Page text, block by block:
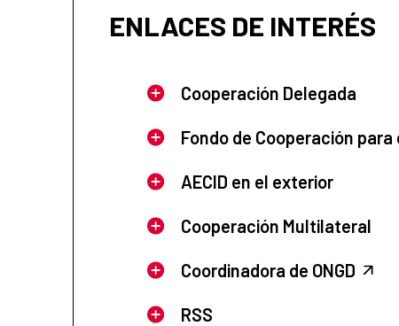
ENLACES DE INTERÉS
Cooperación Delegada
Fondo de Cooperación
AECID en el exterior
Cooperación Multilateral
Coordinadora de ONGD
RSS